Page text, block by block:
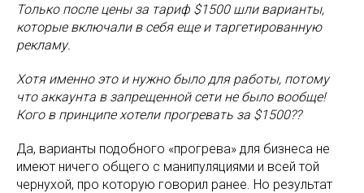
Только после цены за тариф $1500 шли варианты,
которые включали в себя еще и таргетированную
рекламу.
Хотя именно это и нужно было для работы, потому
что аккаунта в запрещенной сети не было вообще!
Кого в принципе хотели прогревать за $1500??
Да, варианты подобного «прогрева» для бизнеса не
имеют ничего общего с манипуляциями и всей той
чернухой, про которую говорил ранее. Но результат